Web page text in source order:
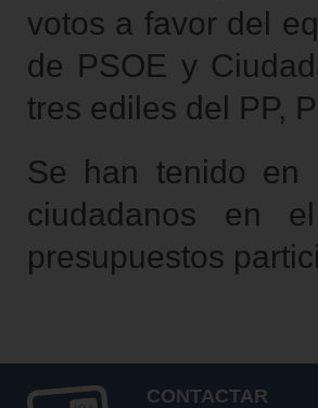
votos a favor del
de PSOE y
tres ediles del PP,
Se han tenido en
ciudadanos en
presupuestos
CONTACTAR